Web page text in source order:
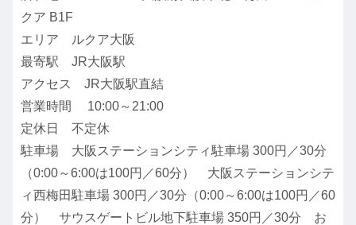
クア B1F
エリア ルクア大阪
最寄駅 JR大阪駅
アクセス JR大阪駅直結
営業時間 10:00～21:00
定休日 不定休
駐車場 大阪ステーションシティ駐車場 300円／30分
（0:00～6:00は100円／60分） 大阪ステーションシテ
ィ西梅田駐車場 300円／30分（0:00～6:00は100円／60
分） サウスゲートビル地下駐車場 350円／30分 お